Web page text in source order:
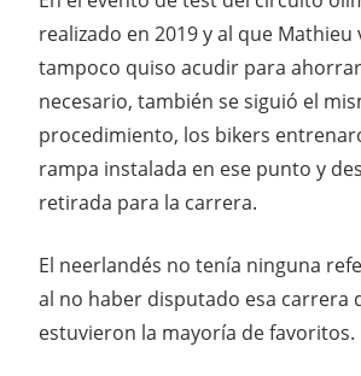
realizado en 2019 y al que Mathieu
tampoco quiso acudir para
necesario, también se siguió el
procedimiento, los bikers
rampa instalada en ese punto y
retirada para la carrera.
El neerlandés no tenía ninguna
al no haber disputado esa carrera
estuvieron la mayoría de favoritos.